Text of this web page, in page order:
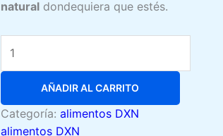
natural dondequiera que estés.
Mint
Plus
cantidad
AÑADIR AL CARRITO
Categoría: alimentos DXN
alimentos DXN